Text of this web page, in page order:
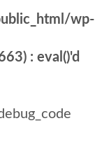
wp-
: eval()'d